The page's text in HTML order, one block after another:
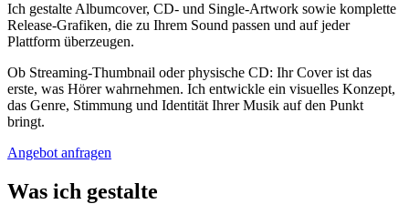
Ich gestalte Albumcover, CD- und Single-Artwork sowie komplette
Release-Grafiken, die zu Ihrem Sound passen und auf jeder
Plattform überzeugen.
Ob Streaming-Thumbnail oder physische CD: Ihr Cover ist das
erste, was Hörer wahrnehmen. Ich entwickle ein visuelles Konzept,
das Genre, Stimmung und Identität Ihrer Musik auf den Punkt
bringt.
Angebot anfragen
Was ich gestalte